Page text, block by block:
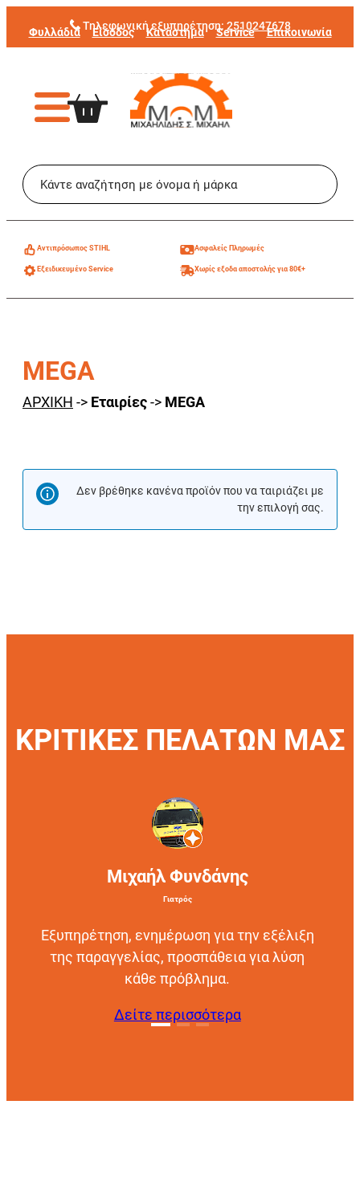
Μετάβαση
στο
Τηλεφωνική εξυπηρέτηση: 2510247678
Φυλλάδια Είσοδος Κατάστημα Service Επικοινωνία
Aντιπρόσωπος STIHL Ασφαλείς Πληρωμές
Εξειδικευμένο Service Χωρίς εξοδα αποστολής για 80€+
MEGA
ΑΡΧΙΚΗ -> Εταιρίες-> MEGA
Δεν βρέθηκε κανένα προϊόν που να ταιριάζει με
την επιλογή σας.
ΚΡΙΤΙΚΕΣ ΠΕΛΑΤΩΝ ΜΑΣ
Μιχαήλ Φυνδάνης
Γιατρός
Εξυπηρέτηση, ενημέρωση για την εξέλιξη
της παραγγελίας, προσπάθεια για λύση
κάθε πρόβλημα.
Δείτε περισσότερα